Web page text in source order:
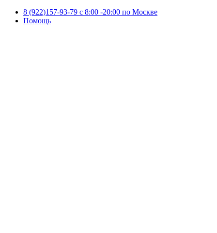
8 (922)157-93-79 c 8:00 -20:00 по Москве
Помощь